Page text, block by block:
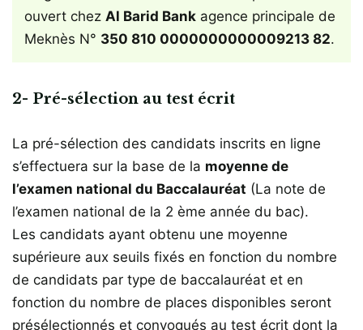
ouvert chez Al Barid Bank agence principale de
Meknès N° 350 810 0000000000009213 82.
2- Pré-sélection au test écrit
La pré-sélection des candidats inscrits en ligne
s’effectuera sur la base de la moyenne de
l’examen national du Baccalauréat (La note de
l’examen national de la 2 ème année du bac).
Les candidats ayant obtenu une moyenne
supérieure aux seuils fixés en fonction du nombre
de candidats par type de baccalauréat et en
fonction du nombre de places disponibles seront
présélectionnés et convoqués au test écrit dont la